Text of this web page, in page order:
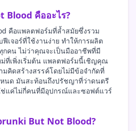
Blood คืออะไร?
คือแพลตฟอร์มที่ล้ำสมัยซึ่งรวม
เจอร์ที่ใช้งานง่าย ทำให้การผลิต
กคน ไม่ว่าคุณจะเป็นมืออาชีพที่มี
ที่เพิ่งเริ่มต้น แพลตฟอร์มนี้เชิญคุณ
มคิดสร้างสรรค์โดยไม่มีข้อจำกัดที่
หนด มันสะท้อนถึงปรัชญาที่ว่าดนตรี
ช่แค่ไม่กี่คนที่มีอุปกรณ์และซอฟต์แวร์
But Not Blood?